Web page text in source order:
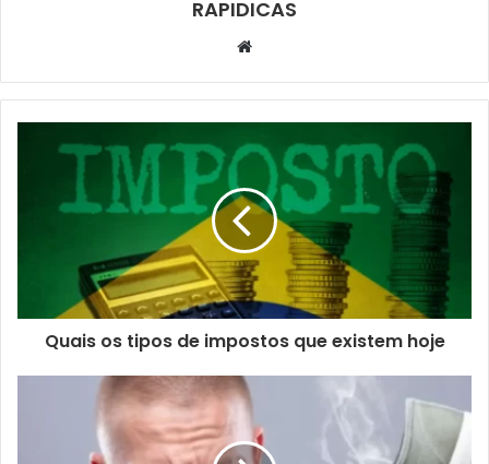
RAPIDICAS
Website
Quais os tipos de impostos que existem hoje